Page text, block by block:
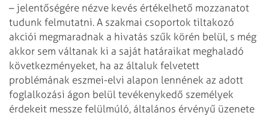
– jelentőségére nézve kevés értékelhető mozzanatot
tudunk felmutatni. A szakmai csoportok tiltakozó
akciói megmaradnak a hivatás szűk körén belül, s még
akkor sem váltanak ki a saját határaikat meghaladó
következményeket, ha az általuk felvetett
problémának eszmei-elvi alapon lennének az adott
foglalkozási ágon belül tevékenykedő személyek
érdekeit messze felülmúló, általános érvényű üzenete